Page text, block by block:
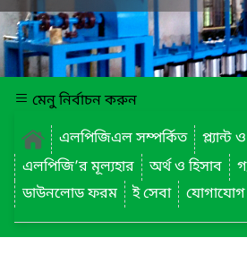
মেনু নির্বাচন করুন
এলপিজিএল সম্পর্কিত
প্ল্যান্ট
এলপিজি’র মূল্যহার
অর্থ ও হিসাব
ডাউনলোড ফরম
ই সেবা যোগাযোগ